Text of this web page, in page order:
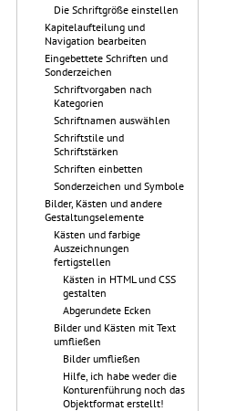
Die Schriftgröße einstellen
Kapitelaufteilung und
Navigation bearbeiten
Eingebettete Schriften und
Sonderzeichen
Schriftvorgaben nach
Kategorien
Schriftnamen auswählen
Schriftstile und
Schriftstärken
Schriften einbetten
Sonderzeichen und Symbole
Bilder, Kästen und andere
Gestaltungselemente
Kästen und farbige
Auszeichnungen
fertigstellen
Kästen in HTML und CSS
gestalten
Abgerundete Ecken
Bilder und Kästen mit Text
umfließen
Bilder umfließen
Hilfe, ich habe weder die
Konturenführung noch das
Objektformat erstellt!